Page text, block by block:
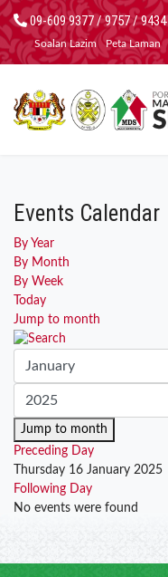
09-609 9377 / 9757 / 9434
Soalan Lazim Peta Laman
Events Calendar
By Year
By Month
By Week
Today
Jump to month
Jump to month
Preceding Day
Thursday 16 January 2025
Following Day
No events were found